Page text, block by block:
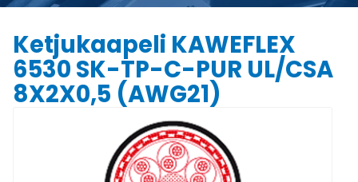
Ketjukaapeli KAWEFLEX
6530 SK-TP-C-PUR UL/CSA
8X2X0,5 (AWG21)